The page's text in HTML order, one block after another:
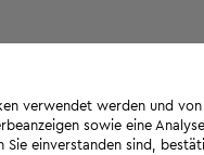
verwendet werden und von
sowie eine
einverstanden sind,